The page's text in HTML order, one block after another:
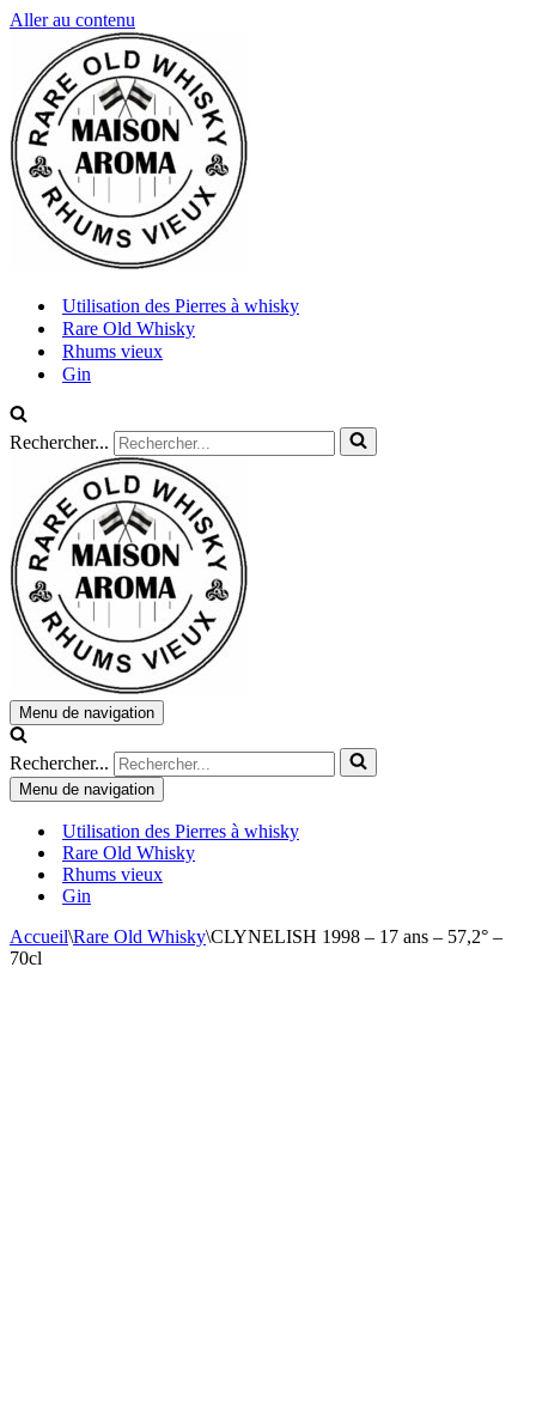
Aller au contenu
Utilisation des Pierres à whisky
Rare Old Whisky
Rhums vieux
Gin
Rechercher...
Menu de navigation
Rechercher...
Menu de navigation
Utilisation des Pierres à whisky
Rare Old Whisky
Rhums vieux
Gin
Accueil\Rare Old Whisky\CLYNELISH 1998 – 17 ans – 57,2° –
70cl